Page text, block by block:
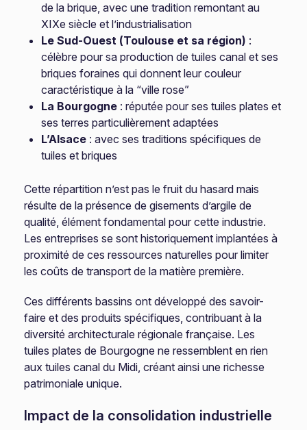
de la brique, avec une tradition remontant au
XIXe siècle et l’industrialisation
Le Sud-Ouest (Toulouse et sa région) :
célèbre pour sa production de tuiles canal et ses
briques foraines qui donnent leur couleur
caractéristique à la “ville rose”
La Bourgogne : réputée pour ses tuiles plates et
ses terres particulièrement adaptées
L’Alsace : avec ses traditions spécifiques de
tuiles et briques
Cette répartition n’est pas le fruit du hasard mais
résulte de la présence de gisements d’argile de
qualité, élément fondamental pour cette industrie.
Les entreprises se sont historiquement implantées à
proximité de ces ressources naturelles pour limiter
les coûts de transport de la matière première.
Ces différents bassins ont développé des savoir-
faire et des produits spécifiques, contribuant à la
diversité architecturale régionale française. Les
tuiles plates de Bourgogne ne ressemblent en rien
aux tuiles canal du Midi, créant ainsi une richesse
patrimoniale unique.
Impact de la consolidation industrielle